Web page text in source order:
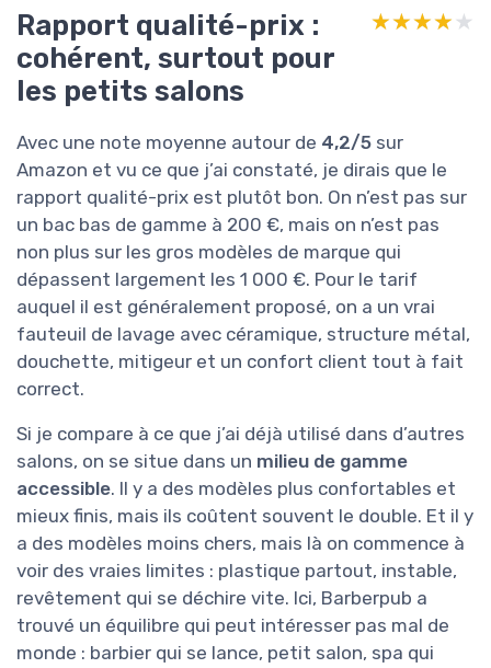
Rapport qualité-prix :
cohérent, surtout pour
les petits salons
★★★★★
★★★★★
Avec une note moyenne autour de 4,2/5 sur
Amazon et vu ce que j’ai constaté, je dirais que le
rapport qualité-prix est plutôt bon. On n’est pas sur
un bac bas de gamme à 200 €, mais on n’est pas
non plus sur les gros modèles de marque qui
dépassent largement les 1 000 €. Pour le tarif
auquel il est généralement proposé, on a un vrai
fauteuil de lavage avec céramique, structure métal,
douchette, mitigeur et un confort client tout à fait
correct.
Si je compare à ce que j’ai déjà utilisé dans d’autres
salons, on se situe dans un milieu de gamme
accessible. Il y a des modèles plus confortables et
mieux finis, mais ils coûtent souvent le double. Et il y
a des modèles moins chers, mais là on commence à
voir des vraies limites : plastique partout, instable,
revêtement qui se déchire vite. Ici, Barberpub a
trouvé un équilibre qui peut intéresser pas mal de
monde : barbier qui se lance, petit salon, spa qui